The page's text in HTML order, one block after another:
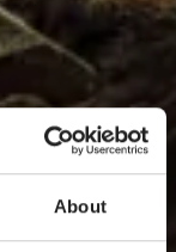
About